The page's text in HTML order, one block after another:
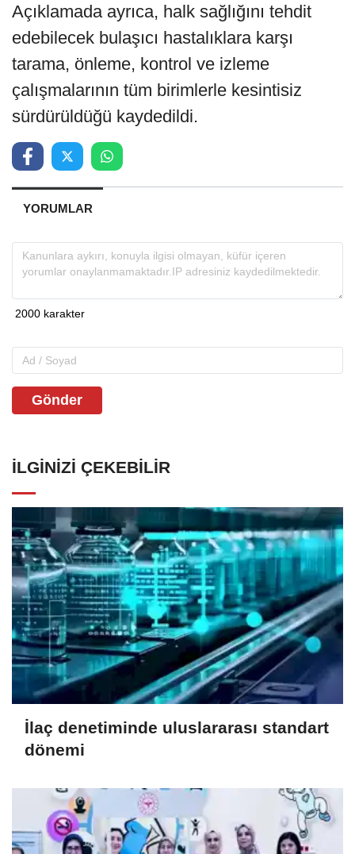
Açıklamada ayrıca, halk sağlığını tehdit
edebilecek bulaşıcı hastalıklara karşı
tarama, önleme, kontrol ve izleme
çalışmalarının tüm birimlerle kesintisiz
sürdürüldüğü kaydedildi.
YORUMLAR
Gönder
İLGINIZI ÇEKEBILIR
İlaç denetiminde uluslararası standart
dönemi